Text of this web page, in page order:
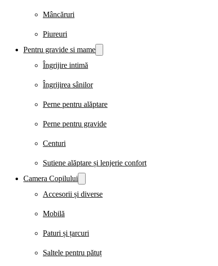
Mâncăruri
Piureuri
Pentru gravide si mame
Îngrijire intimă
Îngrijirea sânilor
Perne pentru alăptare
Perne pentru gravide
Centuri
Sutiene alăptare și lenjerie confort
Camera Copilului
Accesorii și diverse
Mobilă
Paturi și țarcuri
Saltele pentru pătuț